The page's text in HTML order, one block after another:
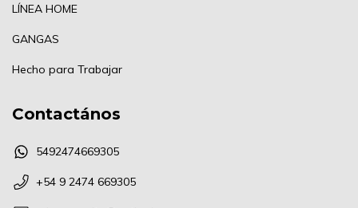
LÍNEA HOME
GANGAS
Hecho para Trabajar
Contactános
5492474669305
+54 9 2474 669305